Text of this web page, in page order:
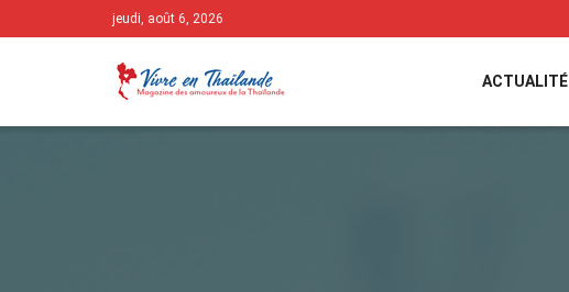
jeudi, août 6, 2026
ACTUALITÉ